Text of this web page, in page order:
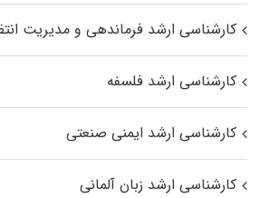
کارشناسی ارشد فرماندهی و مدیریت
کارشناسی ارشد فلسفه
کارشناسی ارشد ایمنی صنعتی
کارشناسی ارشد زبان آلمانی